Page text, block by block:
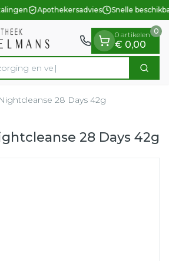
Apothekersadvies Snelle
Zoek
0 artikelen
€ 0,00
0
28 Days 42g
28 Days 42g